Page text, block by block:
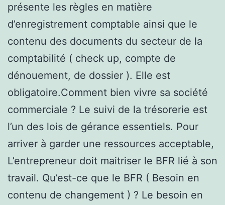
présente les règles en matière
d’enregistrement comptable ainsi que le
contenu des documents du secteur de la
comptabilité ( check up, compte de
dénouement, de dossier ). Elle est
obligatoire.Comment bien vivre sa société
commerciale ? Le suivi de la trésorerie est
l’un des lois de gérance essentiels. Pour
arriver à garder une ressources acceptable,
L’entrepreneur doit maitriser le BFR lié à son
travail. Qu’est-ce que le BFR ( Besoin en
contenu de changement ) ? Le besoin en